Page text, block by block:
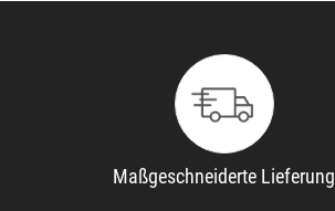
Maßgeschneiderte Lieferung